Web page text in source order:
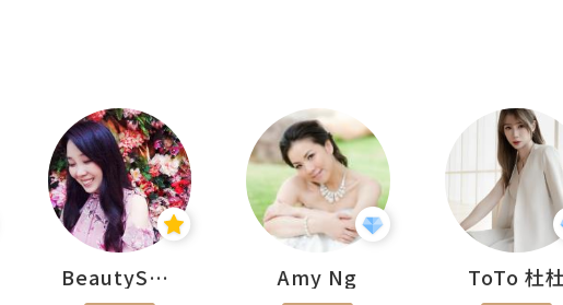
BeautySearch Amy Ng ToTo 杜